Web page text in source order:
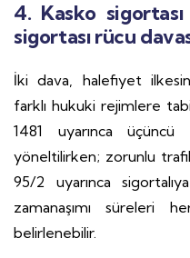
4. Kasko
sigortası rücu
İki dava, halefiyet
farklı hukuki rejimlere
1481 uyarınca
yöneltilirken; zorunlu
95/2 uyarınca
zamanaşımı süreleri
belirlenebilir.